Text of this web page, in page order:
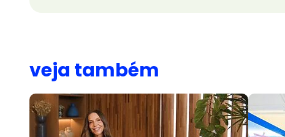
veja também